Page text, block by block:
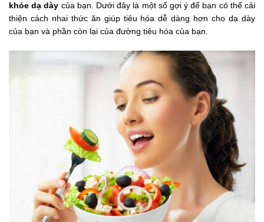
khỏe dạ dày của bạn. Dưới đây là một số gợi ý để bạn có thể cải
thiện cách nhai thức ăn giúp tiêu hóa dễ dàng hơn cho dạ dày
của bạn và phần còn lại của đường tiêu hóa của bạn.